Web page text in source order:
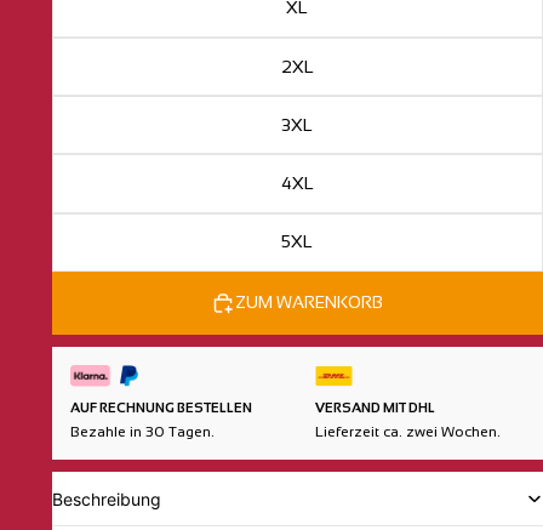
XL
2XL
3XL
4XL
5XL
ZUM WARENKORB
AUF RECHNUNG BESTELLEN
Bezahle in 30 Tagen.
VERSAND MIT DHL
Lieferzeit ca. zwei Wochen.
Beschreibung